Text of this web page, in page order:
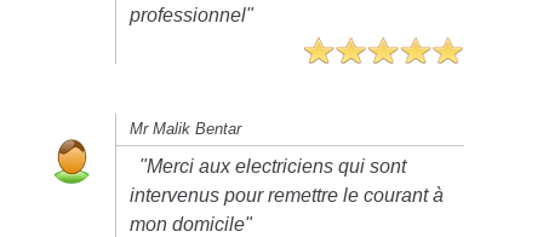
professionnel"
Mr Malik Bentar
"Merci aux electriciens qui sont
intervenus pour remettre le courant à
mon domicile"